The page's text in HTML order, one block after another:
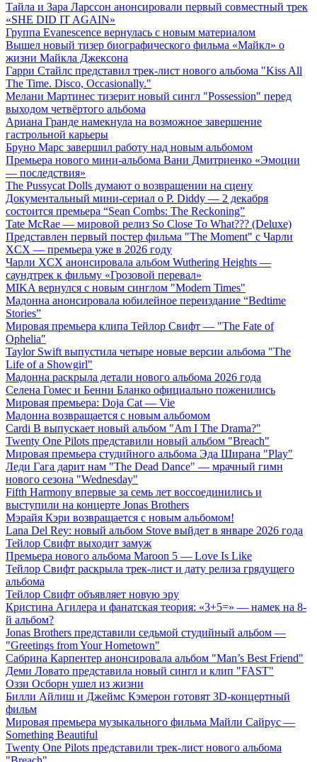
Тайла и Зара Ларссон анонсировали первый совместный трек
«SHE DID IT AGAIN»
Группа Evanescence вернулась с новым материалом
Вышел новый тизер биографического фильма «Майкл» о
жизни Майкла Джексона
Гарри Стайлс представил трек-лист нового альбома "Kiss All
The Time. Disco, Occasionally."
Мелани Мартинес тизерит новый сингл "Possession" перед
выходом четвёртого альбома
Ариана Гранде намекнула на возможное завершение
гастрольной карьеры
Бруно Марс завершил работу над новым альбомом
Премьера нового мини-альбома Вани Дмитриенко «Эмоции
— последствия»
The Pussycat Dolls думают о возвращении на сцену
Документальный мини-сериал о P. Diddy — 2 декабря
состоится премьера “Sean Combs: The Reckoning”
Tate McRae — мировой релиз So Close To What??? (Deluxe)
Представлен первый постер фильма "The Moment" с Чарли
XCX — премьера уже в 2026 году
Чарли XCX анонсировала альбом Wuthering Heights —
саундтрек к фильму «Грозовой перевал»
MIKA вернулся с новым синглом "Modern Times"
Мадонна анонсировала юбилейное переиздание “Bedtime
Stories”
Мировая премьера клипа Тейлор Свифт — "The Fate of
Ophelia"
Taylor Swift выпустила четыре новые версии альбома "The
Life of a Showgirl"
Мадонна раскрыла детали нового альбома 2026 года
Селена Гомес и Бенни Бланко официально поженились
Мировая премьера: Doja Cat — Vie
Мадонна возвращается с новым альбомом
Cardi B выпускает новый альбом "Am I The Drama?"
Twenty One Pilots представили новый альбом "Breach"
Мировая премьера студийного альбома Эда Ширана "Play"
Леди Гага дарит нам "The Dead Dance" — мрачный гимн
нового сезона "Wednesday"
Fifth Harmony впервые за семь лет воссоединились и
выступили на концерте Jonas Brothers
Мэрайя Кэри возвращается с новым альбомом!
Lana Del Rey: новый альбом Stove выйдет в январе 2026 года
Тейлор Свифт выходит замуж
Премьера нового альбома Maroon 5 — Love Is Like
Тейлор Свифт раскрыла трек-лист и дату релиза грядущего
альбома
Тейлор Свифт объявляет новую эру
Кристина Агилера и фанатская теория: «3+5=» — намек на 8-
й альбом?
Jonas Brothers представили седьмой студийный альбом —
"Greetings from Your Hometown"
Сабрина Карпентер анонсировала альбом "Man’s Best Friend"
Деми Ловато представила новый сингл и клип "FAST"
Оззи Осборн ушел из жизни
Билли Айлиш и Джеймс Кэмерон готовят 3D-концертный
фильм
Мировая премьера музыкального фильма Майли Сайрус —
Something Beautiful
Twenty One Pilots представили трек-лист нового альбома